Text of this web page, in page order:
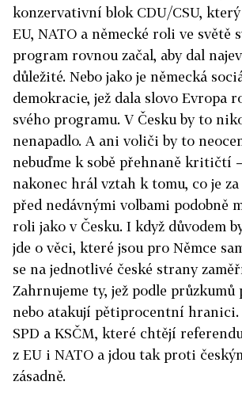
konzervativní blok CDU/CSU,
EU, NATO a německé roli ve světě
program rovnou začal, aby dal
důležité. Nebo jako je německá
demokracie, jež dala slovo Evropa
svého programu. V Česku by to
nenapadlo. A ani voliči by to
nebuďme k sobě přehnaně kritičtí
nakonec hrál vztah k tomu, co je
před nedávnými volbami podobně
roli jako v Česku. I když důvodem
jde o věci, které jsou pro Němce
se na jednotlivé české strany
Zahrnujeme ty, jež podle průzkumů
nebo atakují pětiprocentní hranici.
SPD a KSČM, které chtějí
z EU i NATO a jdou tak proti
zásadně.